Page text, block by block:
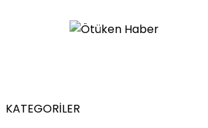
KATEGORİLER